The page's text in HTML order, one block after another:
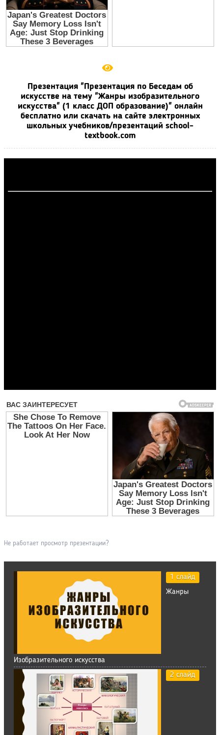
Презентация "Презентация по Беседам об
искусстве на тему "Жанры изобразительного
искусства" (1 класс ДОП образование)" онлайн
бесплатно или скачать на сайте электронных
школьных учебников/презентаций school-
textbook.com
Не работает просмотр презентации?
1 слайд
Жанры
Изобразительного искусства
2 слайд